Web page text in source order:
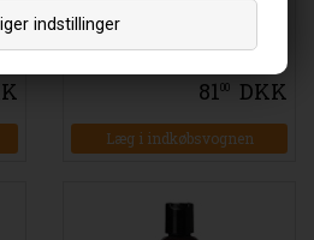
indstillinger
Shampoo no. 2 - 100 ml -
Juhldal
81 00 DKK
Læg i indkøbsvognen